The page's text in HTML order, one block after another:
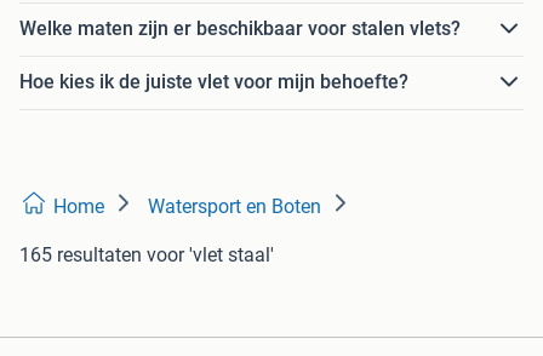
Welke maten zijn er beschikbaar voor stalen vlets?
Hoe kies ik de juiste vlet voor mijn behoefte?
Home Watersport en Boten
165 resultaten voor 'vlet staal'